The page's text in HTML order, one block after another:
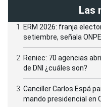
Las
ERM 2026: franja
setiembre, señala ONPE
Reniec: 70 agencias
de DNI ¿cuáles son?
Canciller Carlos Espá
mando presidencial en